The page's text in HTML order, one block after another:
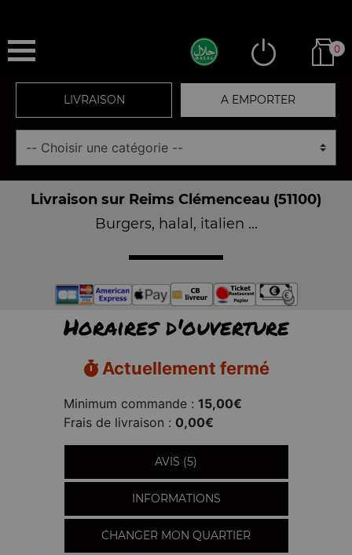
0
LIVRAISON A EMPORTER
Livraison sur Reims Clémenceau (51100)
Burgers, halal, italien ...
Horaires d'ouverture
Actuellement fermé
Minimum commande : 15,00€
Frais de livraison : 0,00€
AVIS (5)
INFORMATIONS
CHANGER MON QUARTIER